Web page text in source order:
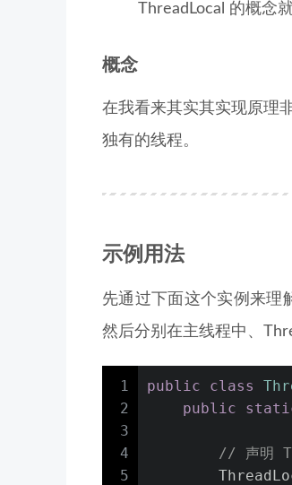
ThreadLocal 的概念
概念
在我看来其实其实现原理
独有的线程。
示例用法
先通过下面这个实例来理
然后分别在主线程中、
1
2
3
4
5
public class
public
// 声明